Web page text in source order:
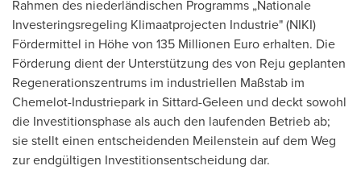
Rahmen des niederländischen Programms „Nationale
Investeringsregeling Klimaatprojecten Industrie" (NIKI)
Fördermittel in Höhe von 135 Millionen Euro erhalten. Die
Förderung dient der Unterstützung des von Reju geplanten
Regenerationszentrums im industriellen Maßstab im
Chemelot-Industriepark in Sittard-Geleen und deckt sowohl
die Investitionsphase als auch den laufenden Betrieb ab;
sie stellt einen entscheidenden Meilenstein auf dem Weg
zur endgültigen Investitionsentscheidung dar.